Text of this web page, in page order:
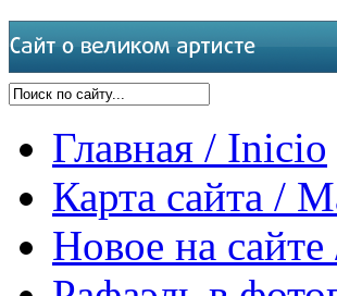
Главная / Inicio
Карта сайта /
Новое на